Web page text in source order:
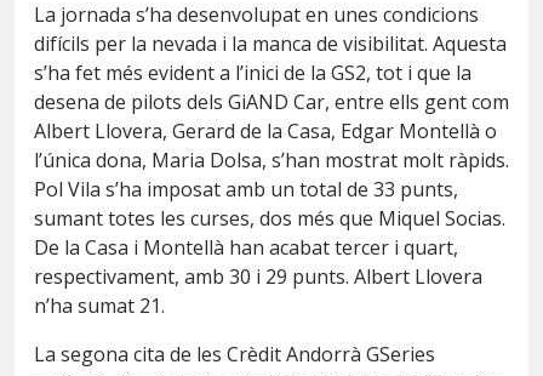
La jornada s’ha desenvolupat en unes condicions
difícils per la nevada i la manca de visibilitat. Aquesta
s’ha fet més evident a l’inici de la GS2, tot i que la
desena de pilots dels GiAND Car, entre ells gent com
Albert Llovera, Gerard de la Casa, Edgar Montellà o
l’única dona, Maria Dolsa, s’han mostrat molt ràpids.
Pol Vila s’ha imposat amb un total de 33 punts,
sumant totes les curses, dos més que Miquel Socias.
De la Casa i Montellà han acabat tercer i quart,
respectivament, amb 30 i 29 punts. Albert Llovera
n’ha sumat 21.
La segona cita de les Crèdit Andorrà GSeries